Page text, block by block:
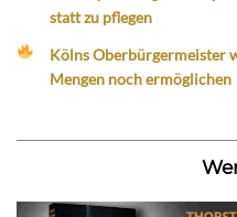
statt zu pflegen
Kölns Oberbürgermeister
Mengen noch ermöglichen